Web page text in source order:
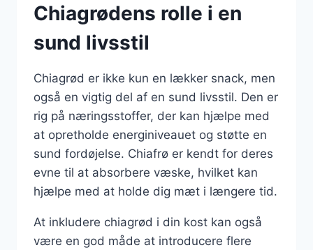
Chiagrødens rolle i en
sund livsstil
Chiagrød er ikke kun en lækker snack, men
også en vigtig del af en sund livsstil. Den er
rig på næringsstoffer, der kan hjælpe med
at opretholde energiniveauet og støtte en
sund fordøjelse. Chiafrø er kendt for deres
evne til at absorbere væske, hvilket kan
hjælpe med at holde dig mæt i længere tid.
At inkludere chiagrød i din kost kan også
være en god måde at introducere flere